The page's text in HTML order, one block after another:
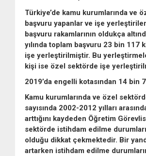
Türkiye’de kamu kurumlarında ve
başvuru yapanlar ve işe
başvuru rakamlarının oldukça
yılında toplam başvuru 23 bin 117
işe yerleştirilmiştir. Bu
kişi ise özel sektörde işe
2019’da engelli kotasından 14 bin
Kamu kurumlarında ve özel
sayısında 2002-2012 yılları
arttığını kaydeden Öğretim
sektörde istihdam edilme
olduğu dikkat çekmektedir. Bir
artarken istihdam edilme